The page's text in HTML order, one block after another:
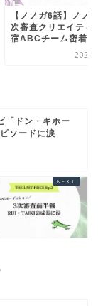
【ノノガ6話】ノノ
次審査クリエイティ
宿ABCチーム密着
2024-
「ドン・キホー
ソードに涙